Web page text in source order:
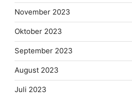
November 2023
Oktober 2023
September 2023
August 2023
Juli 2023